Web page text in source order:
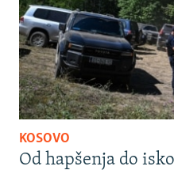
KOSOVO
Od hapšenja do